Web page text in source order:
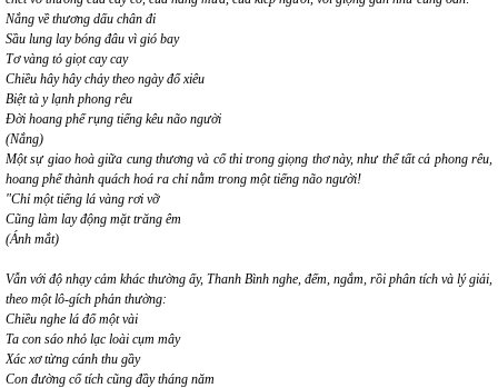
Nắng về thương dấu chân đi
Sầu lung lay bóng đâu vì gió bay
Tơ vàng tỏ giọt cay cay
Chiều hây hây chảy theo ngày đổ xiêu
Biệt tà y lạnh phong rêu
Đời hoang phế rụng tiếng kêu não người
(Nắng)
Một sự giao hoà giữa cung thương và cổ thi trong giọng thơ này, như thể tất cả phong rêu,
hoang phế thành quách hoá ra chỉ nằm trong một tiếng não người!
"Chỉ một tiếng lá vàng rơi vỡ
Cũng làm lay động mặt trăng êm
(Ánh mắt)
Vẫn với độ nhạy cảm khác thường ấy, Thanh Bình nghe, đếm, ngắm, rồi phân tích và lý giải,
theo một lô-gích phản thường:
Chiều nghe lá đổ một vài
Ta con sáo nhỏ lạc loài cụm mây
Xác xơ từng cánh thu gầy
Con đường cổ tích cũng đầy tháng năm